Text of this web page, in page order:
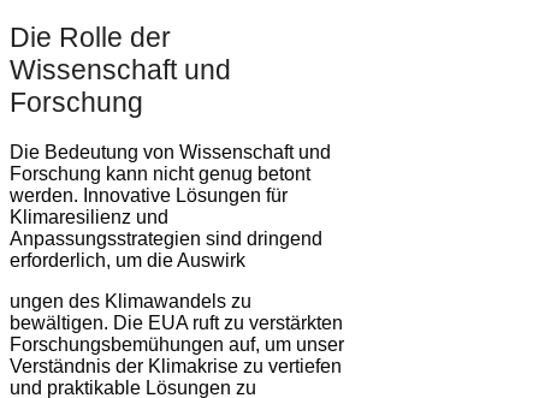
Die Rolle der
Wissenschaft und
Forschung
Die Bedeutung von Wissenschaft und
Forschung kann nicht genug betont
werden. Innovative Lösungen für
Klimaresilienz und
Anpassungsstrategien sind dringend
erforderlich, um die Auswirk
ungen des Klimawandels zu
bewältigen. Die EUA ruft zu verstärkten
Forschungsbemühungen auf, um unser
Verständnis der Klimakrise zu vertiefen
und praktikable Lösungen zu